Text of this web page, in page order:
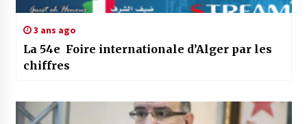
3 ans ago
La 54e Foire internationale d’Alger par les
chiffres